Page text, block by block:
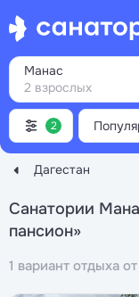
Дагестан
Манас
2 взрослых
Санатории
пансион»
1 вариант отдыха
2